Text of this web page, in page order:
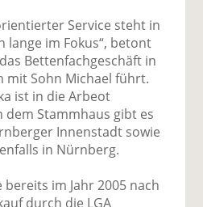
Service steht in
lange im Fokus“, betont
Bettenfachgeschäft in
mit Sohn Michael führt.
ist in die Arbeot
dem Stammhaus gibt es
Innenstadt sowie
in Nürnberg.
im Jahr 2005 nach
durch die LGA